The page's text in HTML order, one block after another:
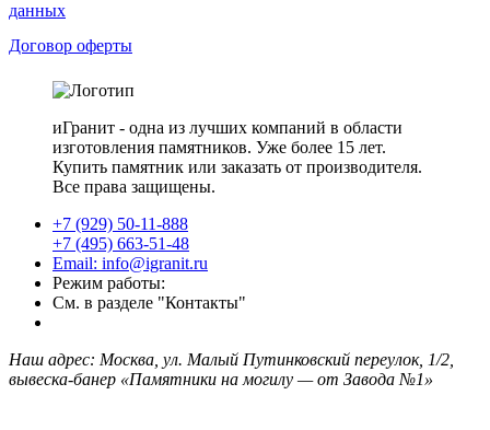
данных
Договор оферты
иГранит - одна из лучших компаний в области
изготовления памятников. Уже более 15 лет.
Купить памятник или заказать от производителя.
Все права защищены.
+7 (929) 50-11-888
+7 (495) 663-51-48
Email: info@igranit.ru
Режим работы:
См. в разделе "Контакты"
Наш адрес: Москва, ул. Малый Путинковский переулок, 1/2,
вывеска-банер «Памятники на могилу — от Завода №1»